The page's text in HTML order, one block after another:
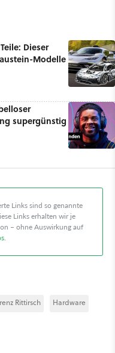
Dieser
Modelle
supergünstig
Links sind so genannte
Links erhalten wir je
– ohne Auswirkung auf
.
Rittirsch Hardware